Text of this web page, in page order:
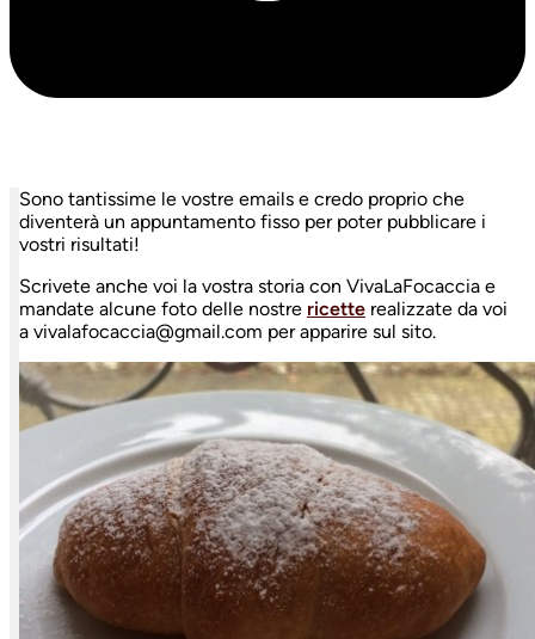
Sono tantissime le vostre emails e credo proprio che
diventerà un appuntamento fisso per poter pubblicare i
vostri risultati!
Scrivete anche voi la vostra storia con VivaLaFocaccia e
mandate alcune foto delle nostre ricette realizzate da voi
a vivalafocaccia@gmail.com per apparire sul sito.